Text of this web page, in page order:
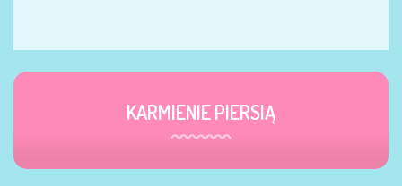
KARMIENIE PIERSIĄ